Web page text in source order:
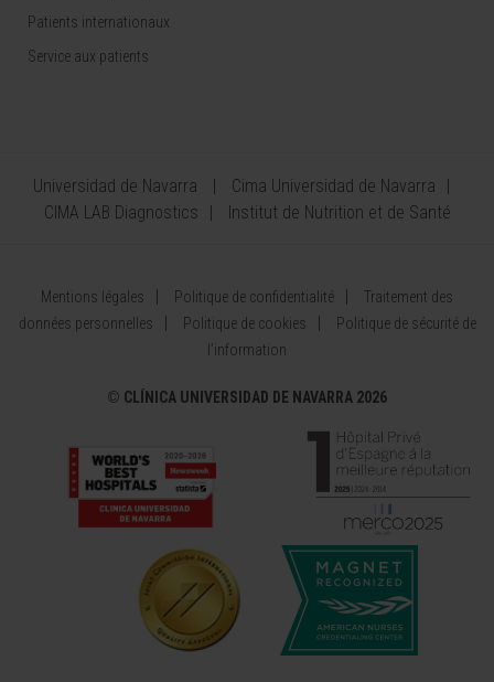
Patients internationaux
Service aux patients
Universidad de Navarra
Cima Universidad de Navarra
CIMA LAB Diagnostics
Institut de Nutrition et de Santé
Mentions légales Politique de confidentialité
Traitement des
données personnelles
Politique de cookies
Politique de sécurité de
l’information
© CLÍNICA UNIVERSIDAD DE NAVARRA 2026